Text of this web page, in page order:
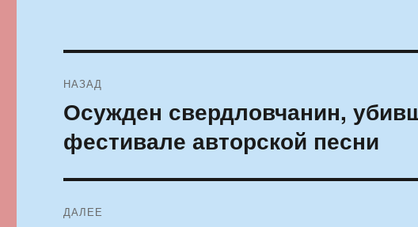
по
записям
НАЗАД
Предыдущая
запись:
Осужден свердловчанин,
фестивале авторской песни
ДАЛЕЕ